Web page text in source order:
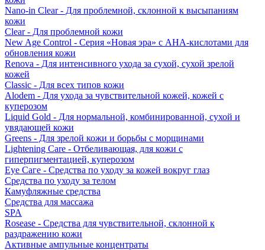
Nano-in Clear - Для проблемной, склонной к высыпаниям
кожи
Clear - Для проблемной кожи
New Age Control - Серия «Новая эра» с АНА-кислотами для
обновления кожи
Renova - Для интенсивного ухода за сухой, сухой зрелой
кожей
Classic - Для всех типов кожи
Alodem - Для ухода за чувствительной кожей, кожей с
куперозом
Liquid Gold - Для нормальной, комбинированной, сухой и
увядающей кожи
Greens - Для зрелой кожи и борьбы с морщинами
Lightening Care - Отбеливающая, для кожи с
гиперпигментацией, куперозом
Eye Саге - Средства по уходу за кожей вокруг глаз
Средства по уходу за телом
Камуфляжные средства
Средства для массажа
SPA
Rosease - Средства для чувствительной, склонной к
раздражению кожи
Активные ампульные концентраты